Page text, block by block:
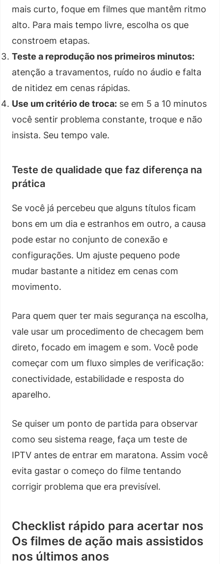
mais curto, foque em filmes que mantêm ritmo
alto. Para mais tempo livre, escolha os que
constroem etapas.
Teste a reprodução nos primeiros minutos:
atenção a travamentos, ruído no áudio e falta
de nitidez em cenas rápidas.
Use um critério de troca: se em 5 a 10 minutos
você sentir problema constante, troque e não
insista. Seu tempo vale.
Teste de qualidade que faz diferença na
prática
Se você já percebeu que alguns títulos ficam
bons em um dia e estranhos em outro, a causa
pode estar no conjunto de conexão e
configurações. Um ajuste pequeno pode
mudar bastante a nitidez em cenas com
movimento.
Para quem quer ter mais segurança na escolha,
vale usar um procedimento de checagem bem
direto, focado em imagem e som. Você pode
começar com um fluxo simples de verificação:
conectividade, estabilidade e resposta do
aparelho.
Se quiser um ponto de partida para observar
como seu sistema reage, faça um teste de
IPTV antes de entrar em maratona. Assim você
evita gastar o começo do filme tentando
corrigir problema que era previsível.
Checklist rápido para acertar nos
Os filmes de ação mais assistidos
nos últimos anos